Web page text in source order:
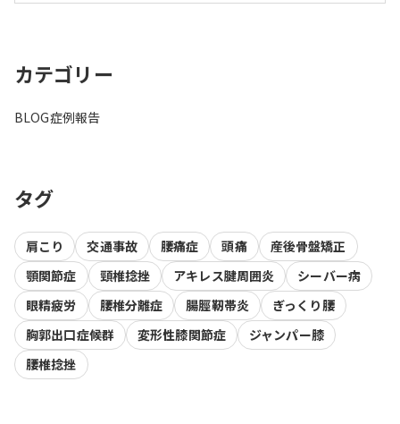
カテゴリー
BLOG症例報告
タグ
肩こり 交通事故 腰痛症 頭痛
産後骨盤矯正
顎関節症
頸椎捻挫 アキレス腱周囲炎
シーバー病
眼精疲労
腰椎分離症 腸脛靭帯炎
ぎっくり腰
胸郭出口症候群
変形性膝関節症
ジャンパー膝
腰椎捻挫